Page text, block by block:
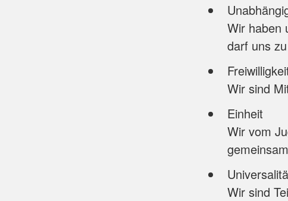
Wir haben
darf uns
Wir sind
Einheit
Wir vom
Wir sind